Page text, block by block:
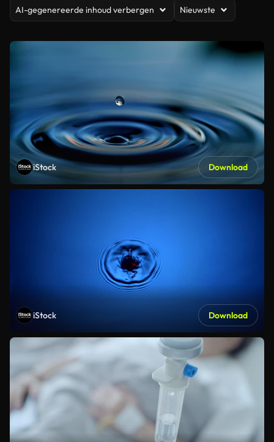
AI-gegenereerde inhoud verbergen Nieuwste
iStock Download
iStock Download